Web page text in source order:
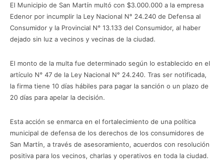
El Municipio de San Martín multó con $3.000.000 a la empresa
Edenor por incumplir la Ley Nacional N° 24.240 de Defensa al
Consumidor y la Provincial N° 13.133 del Consumidor, al haber
dejado sin luz a vecinos y vecinas de la ciudad.
El monto de la multa fue determinado según lo establecido en el
artículo N° 47 de la Ley Nacional N° 24.240. Tras ser notificada,
la firma tiene 10 días hábiles para pagar la sanción o un plazo de
20 días para apelar la decisión.
Esta acción se enmarca en el fortalecimiento de una política
municipal de defensa de los derechos de los consumidores de
San Martín, a través de asesoramiento, acuerdos con resolución
positiva para los vecinos, charlas y operativos en toda la ciudad.